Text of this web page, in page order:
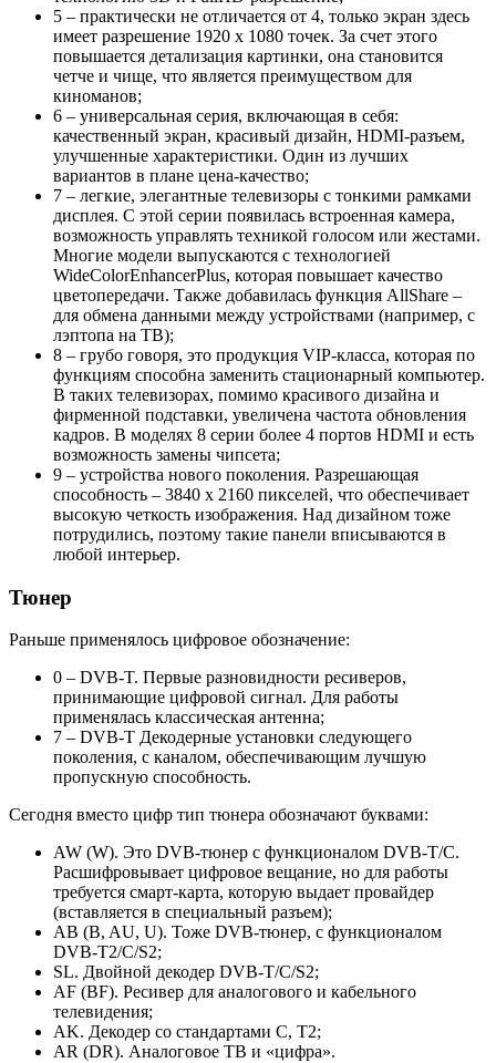
5 – практически не отличается от 4, только экран здесь
имеет разрешение 1920 х 1080 точек. За счет этого
повышается детализация картинки, она становится
четче и чище, что является преимуществом для
киноманов;
6 – универсальная серия, включающая в себя:
качественный экран, красивый дизайн, HDMI-разъем,
улучшенные характеристики. Один из лучших
вариантов в плане цена-качество;
7 – легкие, элегантные телевизоры с тонкими рамками
дисплея. С этой серии появилась встроенная камера,
возможность управлять техникой голосом или жестами.
Многие модели выпускаются с технологией
WideColorEnhancerPlus, которая повышает качество
цветопередачи. Также добавилась функция AllShare –
для обмена данными между устройствами (например, с
лэптопа на ТВ);
8 – грубо говоря, это продукция VIP-класса, которая по
функциям способна заменить стационарный компьютер.
В таких телевизорах, помимо красивого дизайна и
фирменной подставки, увеличена частота обновления
кадров. В моделях 8 серии более 4 портов HDMI и есть
возможность замены чипсета;
9 – устройства нового поколения. Разрешающая
способность – 3840 х 2160 пикселей, что обеспечивает
высокую четкость изображения. Над дизайном тоже
потрудились, поэтому такие панели вписываются в
любой интерьер.
Тюнер
Раньше применялось цифровое обозначение:
0 – DVB-T. Первые разновидности ресиверов,
принимающие цифровой сигнал. Для работы
применялась классическая антенна;
7 – DVB-T Декодерные установки следующего
поколения, с каналом, обеспечивающим лучшую
пропускную способность.
Сегодня вместо цифр тип тюнера обозначают буквами:
AW (W). Это DVB-тюнер с функционалом DVB-T/C.
Расшифровывает цифровое вещание, но для работы
требуется смарт-карта, которую выдает провайдер
(вставляется в специальный разъем);
AB (B, AU, U). Тоже DVB-тюнер, с функционалом
DVB-T2/C/S2;
SL. Двойной декодер DVB-T/C/S2;
AF (BF). Ресивер для аналогового и кабельного
телевидения;
AK. Декодер со стандартами C, T2;
AR (DR). Аналоговое ТВ и «цифра».